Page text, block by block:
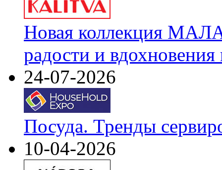
Новая коллекция
радости и
24-07-2026
Посуда. Тренды
10-04-2026